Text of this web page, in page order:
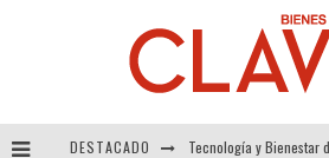
DESTACADO